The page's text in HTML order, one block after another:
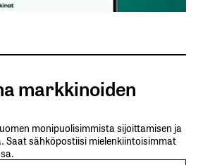
uutiskirje
markkinoiden
monipuolisimmista sijoittamisen ja
Saat sähköpostiisi mielenkiintoisimmat